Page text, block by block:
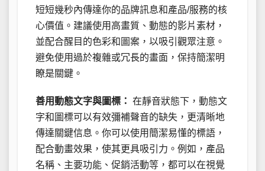
短短幾秒內傳達你的品牌訊息和產品/服務的核
心價值。建議使用高畫質、動態的影片素材，
並配合醒目的色彩和圖案，以吸引觀眾注意。
避免使用過於複雜或冗長的畫面，保持簡潔明
瞭是關鍵。
善用動態文字與圖標： 在靜音狀態下，動態文
字和圖標可以有效彌補聲音的缺失，更清晰地
傳達關鍵信息。你可以使用簡潔易懂的標語，
配合動畫效果，使其更具吸引力。例如，產品
名稱、主要功能、促銷活動等，都可以在視覺